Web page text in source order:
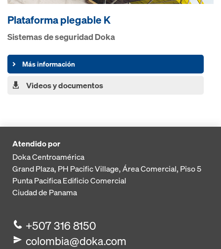
Plataforma plegable K
Sistemas de seguridad Doka
Más información
Videos y documentos
Atendido por
Doka Centroamérica
Grand Plaza, PH Pacific Village, Área Comercial, Piso 5
Punta PacificaEdificio Comercial
Ciudad de Panama
+507 316 8150
colombia@doka.com